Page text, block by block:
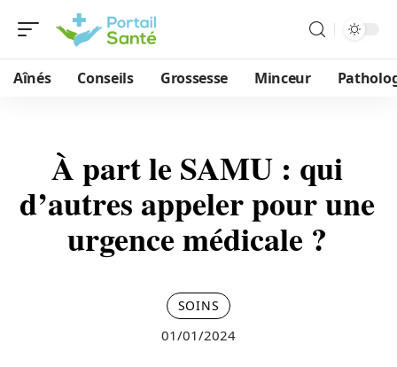
Aînés Conseils Grossesse Minceur
À part le SAMU : qui
d’autres appeler pour une
urgence médicale ?
SOINS
01/01/2024